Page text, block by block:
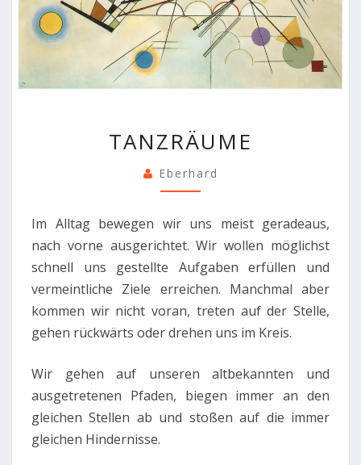
TANZRÄUME
Eberhard
Im Alltag bewegen wir uns meist geradeaus,
nach vorne ausgerichtet. Wir wollen möglichst
schnell uns gestellte Aufgaben erfüllen und
vermeintliche Ziele erreichen. Manchmal aber
kommen wir nicht voran, treten auf der Stelle,
gehen rückwärts oder drehen uns im Kreis.
Wir gehen auf unseren altbekannten und
ausgetretenen Pfaden, biegen immer an den
gleichen Stellen ab und stoßen auf die immer
gleichen Hindernisse.